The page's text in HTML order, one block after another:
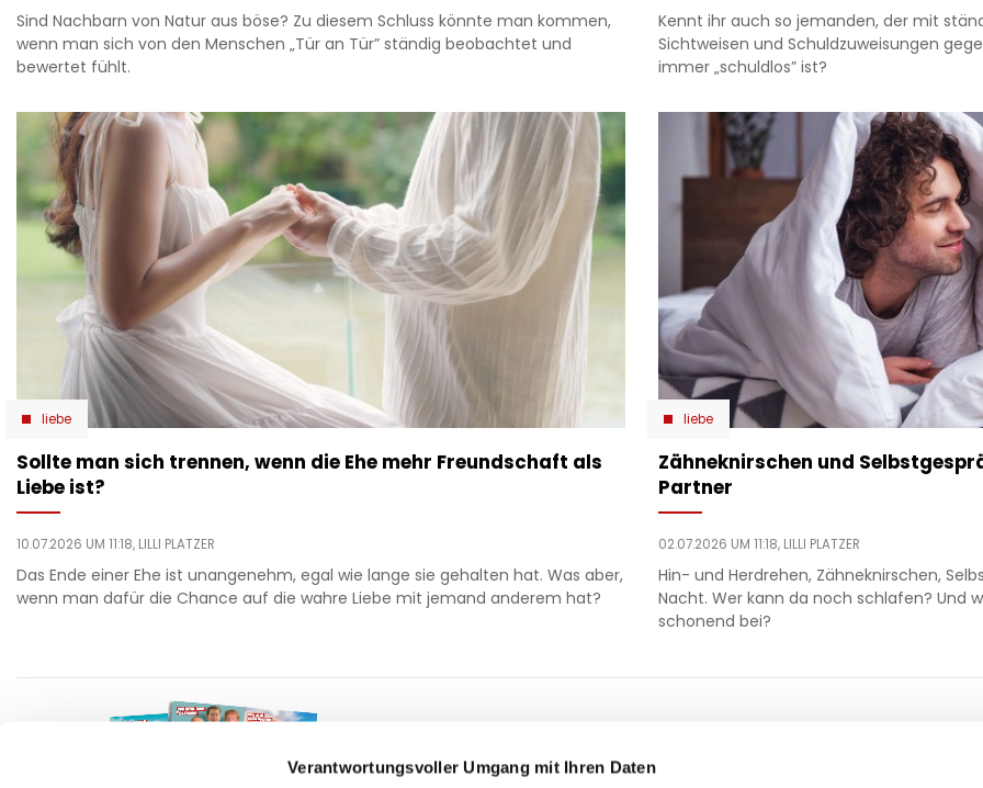
Verantwortungsvoller Umgang mit Ihren Daten
Sind Nachbarn von Natur aus böse? Zu diesem Schluss könnte man kommen,
wenn man sich von den Menschen „Tür an Tür” ständig beobachtet und
bewertet fühlt.
Kennt ihr auch so jemanden, der mit
Sichtweisen und Schuldzuweisungen
immer „schuldlos” ist?
liebe
Sollte man sich trennen, wenn die Ehe mehr Freundschaft als
Liebe ist?
10.07.2026 UM 11:18, LILLI PLATZER
Das Ende einer Ehe ist unangenehm, egal wie lange sie gehalten hat. Was aber,
wenn man dafür die Chance auf die wahre Liebe mit jemand anderem hat?
liebe
Zähneknirschen und
Partner
02.07.2026 UM 11:18, LILLI PLATZER
Hin- und Herdrehen, Zähneknirschen,
Nacht. Wer kann da noch schlafen? Und
schonend bei?
Footer
beauty
politik